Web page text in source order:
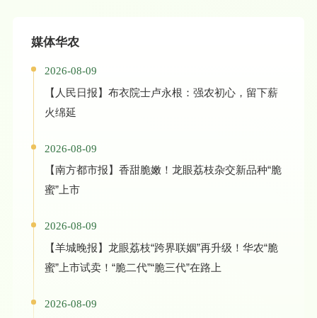
媒体华农
2026-08-09
【人民日报】布衣院士卢永根：强农初心，留下薪
火绵延
2026-08-09
【南方都市报】香甜脆嫩！龙眼荔枝杂交新品种“脆
蜜”上市
2026-08-09
【羊城晚报】龙眼荔枝“跨界联姻”再升级！华农“脆
蜜”上市试卖！“脆二代”“脆三代”在路上
2026-08-09